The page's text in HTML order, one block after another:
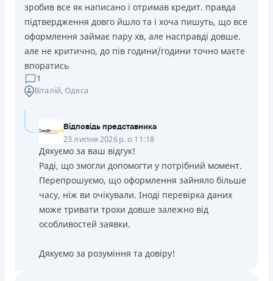
зробив все як написано і отримав кредит. правда
підтвердження довго йшло та і хоча пишуть, що все
оформлення займає пару хв, але насправді довше.
але не критично, до пів години/години точно маєте
впоратись
1
Віталій, Одеса
Відповідь представника
23 липня 2026 р. о 11:18
Дякуємо за ваш відгук!
Раді, що змогли допомогти у потрібний момент.
Перепрошуємо, що оформлення зайняло більше
часу, ніж ви очікували. Іноді перевірка даних
може тривати трохи довше залежно від
особливостей заявки.
Дякуємо за розуміння та довіру!